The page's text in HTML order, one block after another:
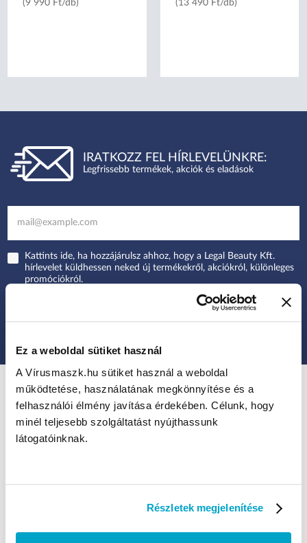
Ez a weboldal sütiket használ
A Vírusmaszk.hu sütiket használ a weboldal
működtetése, használatának megkönnyítése és a
felhasználói élmény javítása érdekében. Célunk, hogy
minél teljesebb szolgáltatást nyújthassunk
látogatóinknak.
Részletek megjelenítése
(9 990 Ft/db) (13 490 Ft/db)
IRATKOZZ FEL HÍRLEVELÜNKRE:
Legfrissebb termékek, akciók és eladások
Kattints ide, ha hozzájárulsz ahhoz, hogy a Legal Beauty Kft.
hírlevelet küldhessen neked új termékekről, akciókról, különleges
promóciókról.
Szájmaszkok, FFP2 és FFP3 maszkok, kesztyűk, kézfertőtlenítők,
védőruhák és más védőeszközök raktárról, 1 munkanapos kiszállítás a
Fordulj hozzánk bizalommal
H- P: 8:00-17:00-ig